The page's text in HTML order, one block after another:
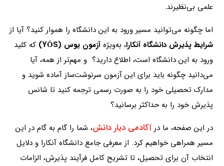
علمی بی‌نظیرند.
اما چگونه می‌توانید مسیر ورود به این دانشگاه را هموار کنید؟ آیا از
شرایط پذیرش دانشگاه آنکارا، به‌ویژه آزمون یوس (YÖS)
که کلید
ورود به این دانشگاه است، اطلاع دارید؟ و مهم‌تر از همه، آیا
می‌دانید چگونه باید برای این آزمون سرنوشت‌ساز آماده شوید و
مدارک تحصیلی خود را به صورت رسمی ترجمه کنید تا شانس
پذیرش خود را به حداکثر برسانید؟
در این صفحه، ما درآکادمی دیار دانش، شما را گام به گام در این
مسیر همراهی خواهیم کرد. از معرفی جامع دانشگاه آنکارا و دلایل
انتخاب آن برای تحصیل، تا تشریح کامل فرآیند پذیرش، الزامات